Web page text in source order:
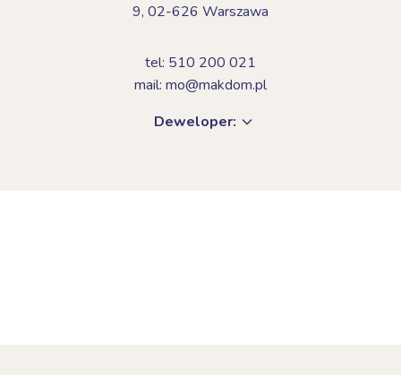
9, 02-626 Warszawa
tel: 510 200 021
mail: mo@makdom.pl
Deweloper: